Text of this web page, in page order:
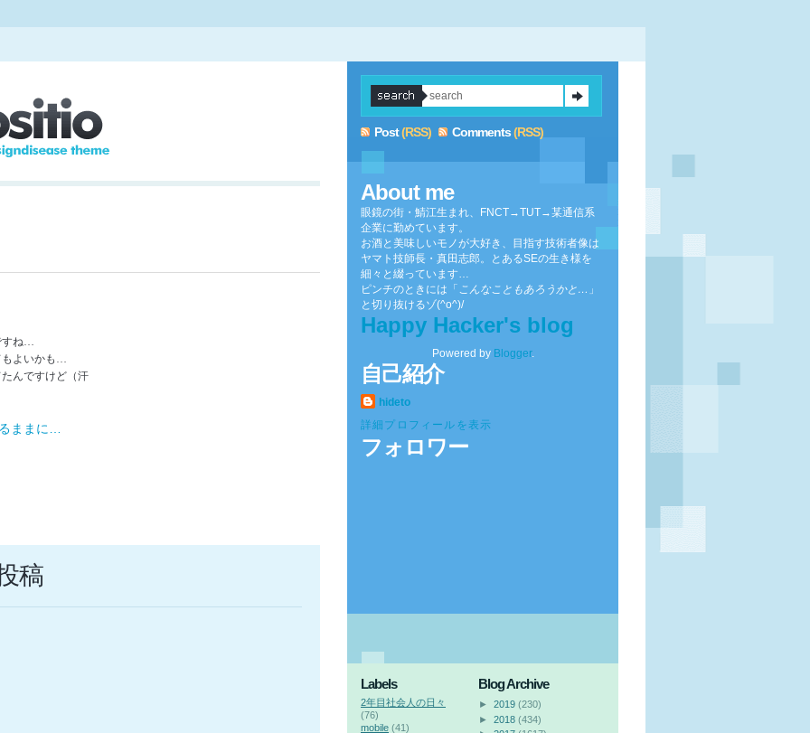
すね…
もよいかも…
んですけど（汗
ままに…
稿
Post(RSS) Comments(RSS)
About me
眼鏡の街・鯖江生まれ、FNCT→TUT→某通信系
企業に勤めています。
お酒と美味しいモノが大好き、目指す技術者像は
ヤマト技師長・真田志郎。とあるSEの生き様を
細々と綴っています…
ピンチのときには「 こんなこともあろうかと… 」
と切り抜けるゾ(^o^)/
Happy Hacker's blog
Powered by Blogger.
自己紹介
hideto
詳細プロフィールを表示
フォロワー
Labels
2年目社会人の日々
(76)
mobile (41)
Blog Archive
► 2019 (230)
► 2018 (434)